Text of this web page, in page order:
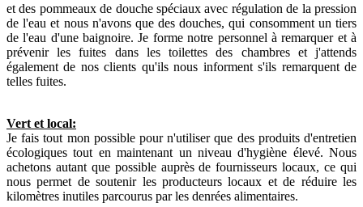
et des pommeaux de douche spéciaux avec régulation de la pression
de l'eau et nous n'avons que des douches, qui consomment un tiers
de l'eau d'une baignoire. Je forme notre personnel à remarquer et à
prévenir les fuites dans les toilettes des chambres et j'attends
également de nos clients qu'ils nous informent s'ils remarquent de
telles fuites.
Vert et local:
Je fais tout mon possible pour n'utiliser que des produits d'entretien
écologiques tout en maintenant un niveau d'hygiène élevé. Nous
achetons autant que possible auprès de fournisseurs locaux, ce qui
nous permet de soutenir les producteurs locaux et de réduire les
kilomètres inutiles parcourus par les denrées alimentaires.